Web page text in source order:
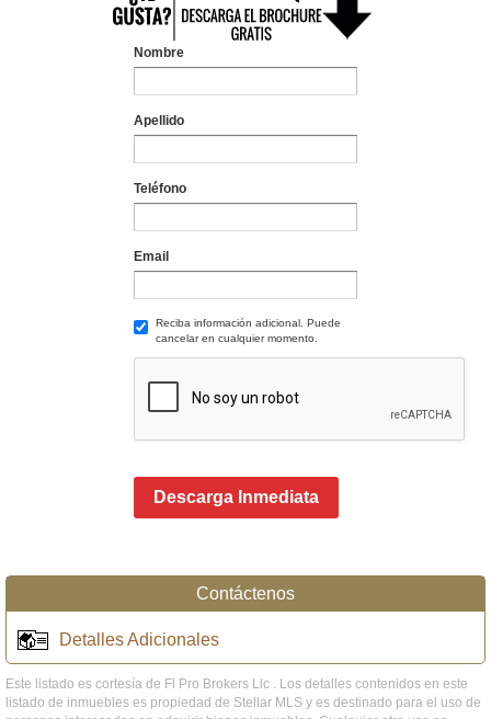
Nombre
Apellido
Teléfono
Email
Reciba información adicional. Puede
cancelar en cualquier momento.
Descarga Inmediata
Contáctenos
Detalles Adicionales
Este listado es cortesía de Fl Pro Brokers Llc . Los detalles contenidos en este
listado de inmuebles es propiedad de Stellar MLS y es destinado para el uso de